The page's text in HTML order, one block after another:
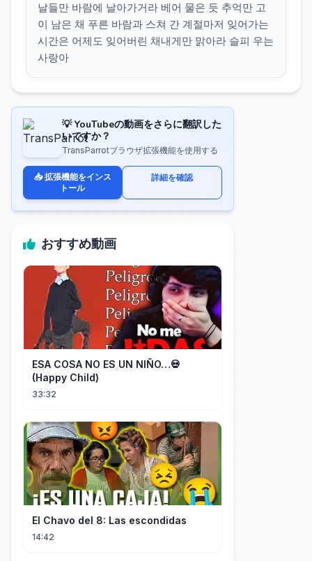
날들만 바람에 날아가거라 베어 물은 듯 추억만 고
이 남은 채 푸른 바람과 스쳐 간 계절마저 잊어가는
시간은 어제도 잊어버린 채내게만 맑아라 슬피 우는
사랑아
💡 YouTubeの動画をさらに翻訳した
いですか？
TransParrotブラウザ拡張機能を使用する
📥 拡張機能をインス
トール
詳細を確認
おすすめ動画
ESA COSA NO ES UN NIÑO…💀
(Happy Child)
33:32
El Chavo del 8: Las escondidas
14:42